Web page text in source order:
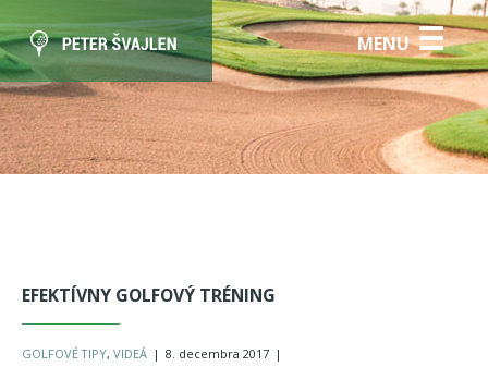
MENU☰
EFEKTÍVNY GOLFOVÝ TRÉNING
GOLFOVÉ TIPY, VIDEÁ | 8. decembra 2017 |